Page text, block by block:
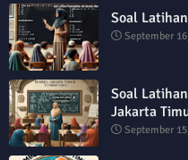
Soal
September
Soal
Jakarta
September